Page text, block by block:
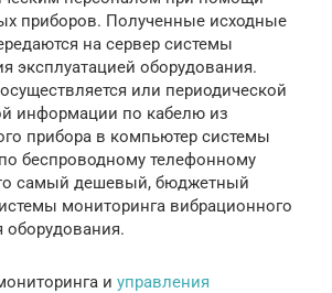
приборов. Полученные исходные
на сервер системы
эксплуатацией оборудования.
или периодической
информации по кабелю из
прибора в компьютер системы
беспроводному телефонному
самый дешевый, бюджетный
мониторинга вибрационного
оборудования.
и управления